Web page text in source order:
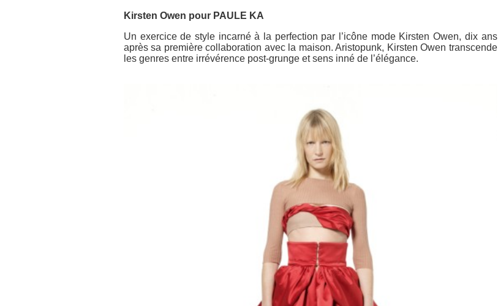
Kirsten Owen pour PAULE KA
Un exercice de style incarné à la perfection par l’icône mode Kirsten Owen, dix ans
après sa première collaboration avec la maison. Aristopunk, Kirsten Owen transcende
les genres entre irrévérence post-grunge et sens inné de l’élégance.